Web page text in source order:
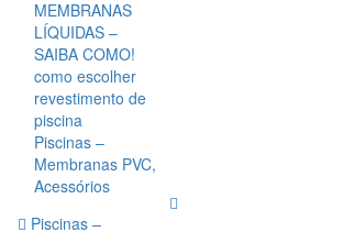
MEMBRANAS
LÍQUIDAS –
SAIBA COMO!
como escolher
revestimento de
piscina
Piscinas –
Membranas PVC,
Acessórios
Piscinas –